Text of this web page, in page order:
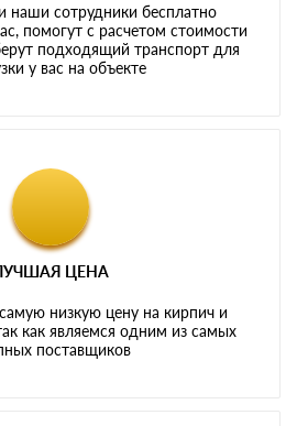
наши сотрудники бесплатно
помогут с расчетом стоимости
подходящий транспорт для
у вас на объекте
ЦЕНА
низкую цену на кирпич и
как являемся одним из самых
поставщиков